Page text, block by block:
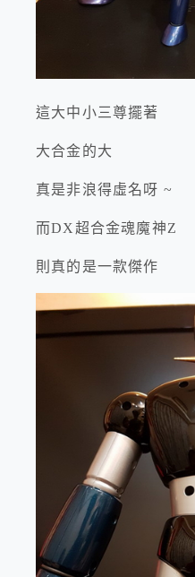
這大中小三尊擺著
大合金的大
真是非浪得虛名呀 ~
而DX超合金魂魔神Z
則真的是一款傑作